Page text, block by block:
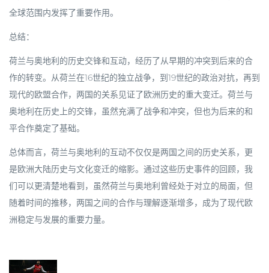
全球范围内发挥了重要作用。
总结：
荷兰与奥地利的历史交锋和互动，经历了从早期的冲突到后来的合
作的转变。从荷兰在16世纪的独立战争，到19世纪的政治对抗，再到
现代的欧盟合作，两国的关系见证了欧洲历史的重大变迁。荷兰与
奥地利在历史上的交锋，虽然充满了战争和冲突，但也为后来的和
平合作奠定了基础。
总体而言，荷兰与奥地利的互动不仅仅是两国之间的历史关系，更
是欧洲大陆历史与文化变迁的缩影。通过这些历史事件的回顾，我
们可以更清楚地看到，虽然荷兰与奥地利曾经处于对立的局面，但
随着时间的推移，两国之间的合作与理解逐渐增多，成为了现代欧
洲稳定与发展的重要力量。